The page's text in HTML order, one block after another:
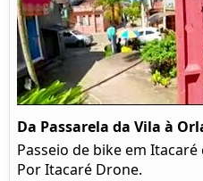
Da Passarela da Vila à
Passeio de bike em
Por Itacaré Drone.